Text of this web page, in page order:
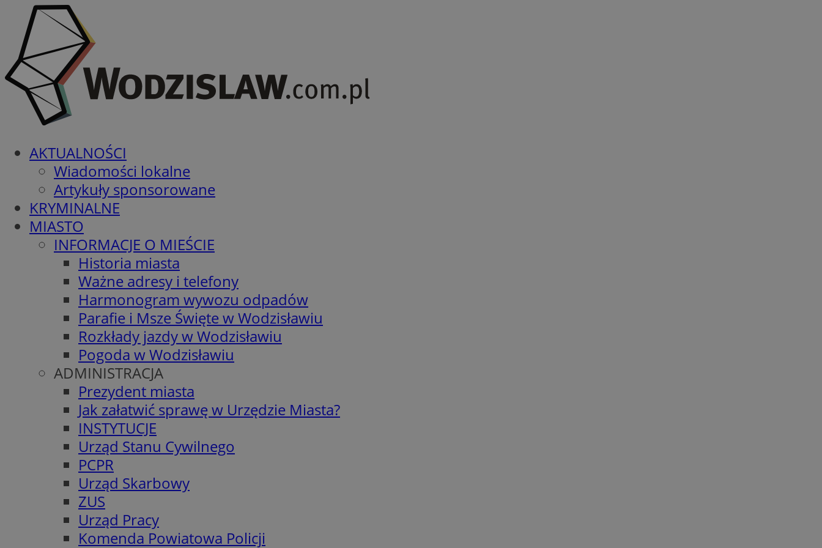
AKTUALNOŚCI
Wiadomości lokalne
Artykuły sponsorowane
KRYMINALNE
MIASTO
INFORMACJE O MIEŚCIE
Historia miasta
Ważne adresy i telefony
Harmonogram wywozu odpadów
Parafie i Msze Święte w Wodzisławiu
Rozkłady jazdy w Wodzisławiu
Pogoda w Wodzisławiu
ADMINISTRACJA
Prezydent miasta
Jak załatwić sprawę w Urzędzie Miasta?
INSTYTUCJE
Urząd Stanu Cywilnego
PCPR
Urząd Skarbowy
ZUS
Urząd Pracy
Komenda Powiatowa Policji